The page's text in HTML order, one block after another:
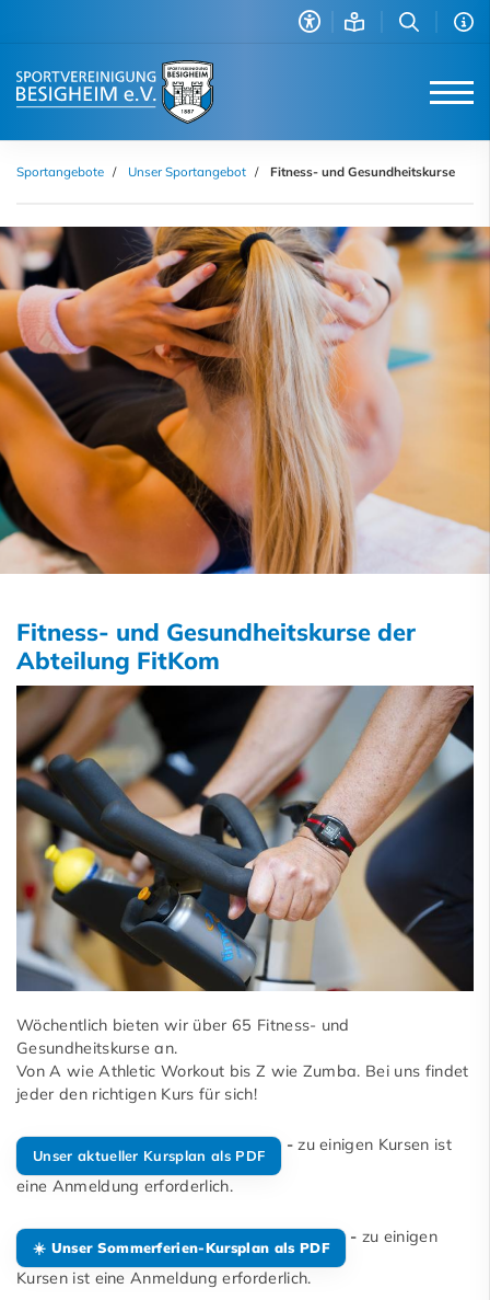
Sportangebote Unser Sportangebot Fitness- und Gesundheitskurse
Fitness- und Gesundheitskurse der
Abteilung FitKom
Wöchentlich bieten wir über 65 Fitness- und
Gesundheitskurse an.
Von A wie Athletic Workout bis Z wie Zumba. Bei uns findet
jeder den richtigen Kurs für sich!
Unser aktueller Kursplan als PDF
-zu einigen Kursen ist
eine Anmeldung erforderlich.
☀️ Unser Sommerferien-Kursplan als PDF
- zu einigen
Kursen ist eine Anmeldung erforderlich.